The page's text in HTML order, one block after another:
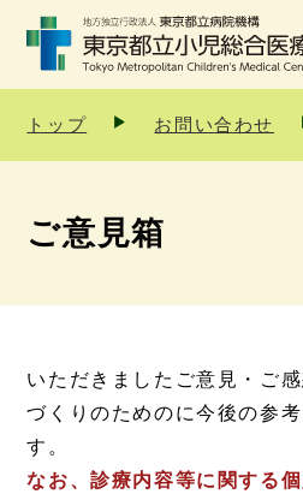
トップ お問い合わせ
ご意見箱
いただきましたご意見・ご
づくりのためのに今後の参
す。
なお、診療内容等に関する